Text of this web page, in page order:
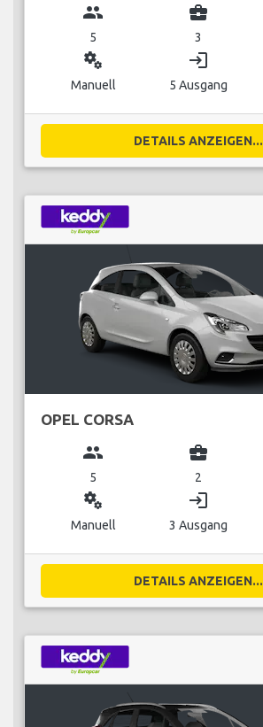
group
5
business_center
3
miscellaneous_services
Manuell
login
5 Ausgang
DETAILS ANZEIGEN...
OPEL CORSA
group
5
business_center
2
miscellaneous_services
Manuell
login
3 Ausgang
DETAILS ANZEIGEN...